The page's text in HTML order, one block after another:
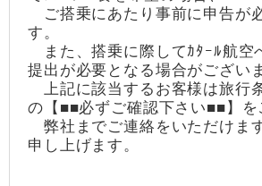
ご搭乗にあたり事前に申告が
す。
また、搭乗に際してｶﾀｰﾙ航空
提出が必要となる場合がござい
上記に該当するお客様は旅行
の【■■必ずご確認下さい■■】を
弊社までご連絡をいただけま
申し上げます。